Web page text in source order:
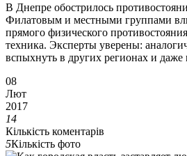
В Днепре обострилось
Филатовым и местными группами
прямого физического
техника. Эксперты уверены:
вспыхнуть в других регионах и даже
08
Лют
2017
14
Кількість коментарів
5Кількість фото